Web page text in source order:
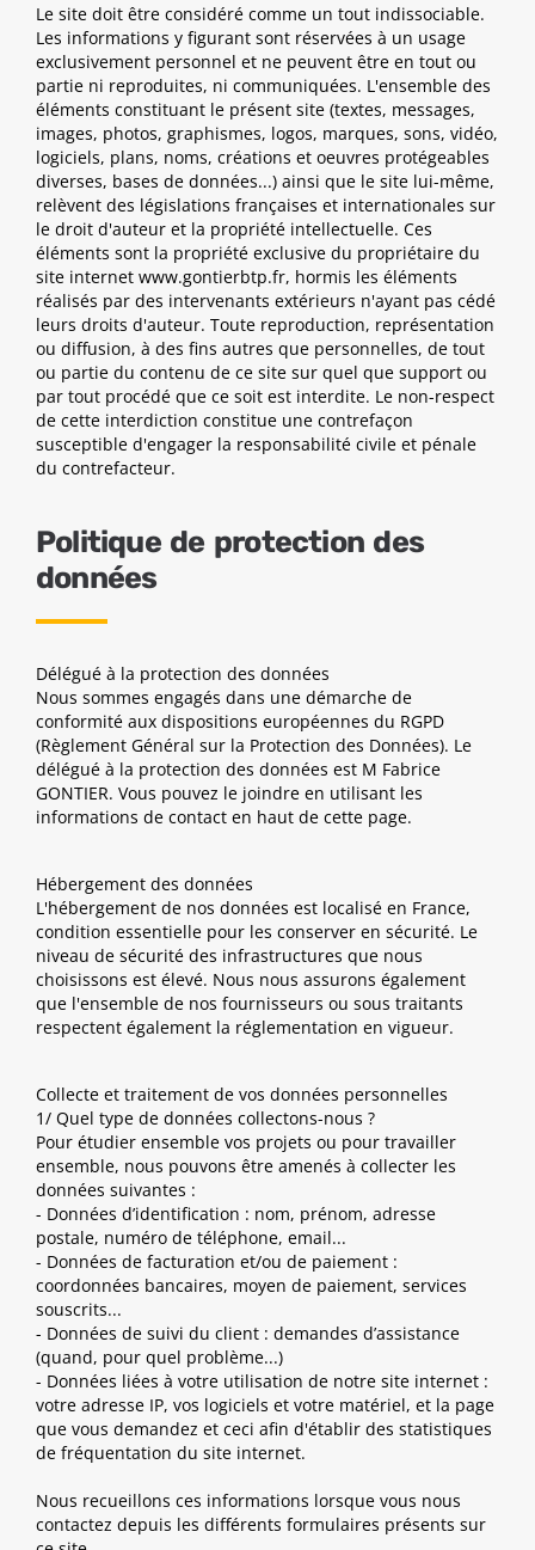
Le site doit être considéré comme un tout indissociable.
Les informations y figurant sont réservées à un usage
exclusivement personnel et ne peuvent être en tout ou
partie ni reproduites, ni communiquées. L'ensemble des
éléments constituant le présent site (textes, messages,
images, photos, graphismes, logos, marques, sons, vidéo,
logiciels, plans, noms, créations et oeuvres protégeables
diverses, bases de données...) ainsi que le site lui-même,
relèvent des législations françaises et internationales sur
le droit d'auteur et la propriété intellectuelle. Ces
éléments sont la propriété exclusive du propriétaire du
site internet www.gontierbtp.fr, hormis les éléments
réalisés par des intervenants extérieurs n'ayant pas cédé
leurs droits d'auteur. Toute reproduction, représentation
ou diffusion, à des fins autres que personnelles, de tout
ou partie du contenu de ce site sur quel que support ou
par tout procédé que ce soit est interdite. Le non-respect
de cette interdiction constitue une contrefaçon
susceptible d'engager la responsabilité civile et pénale
du contrefacteur.
Politique de protection des
données
Délégué à la protection des données
Nous sommes engagés dans une démarche de
conformité aux dispositions européennes du RGPD
(Règlement Général sur la Protection des Données). Le
délégué à la protection des données est M Fabrice
GONTIER. Vous pouvez le joindre en utilisant les
informations de contact en haut de cette page.
Hébergement des données
L'hébergement de nos données est localisé en France,
condition essentielle pour les conserver en sécurité. Le
niveau de sécurité des infrastructures que nous
choisissons est élevé. Nous nous assurons également
que l'ensemble de nos fournisseurs ou sous traitants
respectent également la réglementation en vigueur.
Collecte et traitement de vos données personnelles
1/ Quel type de données collectons-nous ?
Pour étudier ensemble vos projets ou pour travailler
ensemble, nous pouvons être amenés à collecter les
données suivantes :
- Données d’identification : nom, prénom, adresse
postale, numéro de téléphone, email...
- Données de facturation et/ou de paiement :
coordonnées bancaires, moyen de paiement, services
souscrits...
- Données de suivi du client : demandes d’assistance
(quand, pour quel problème...)
- Données liées à votre utilisation de notre site internet :
votre adresse IP, vos logiciels et votre matériel, et la page
que vous demandez et ceci afin d'établir des statistiques
de fréquentation du site internet.
Nous recueillons ces informations lorsque vous nous
contactez depuis les différents formulaires présents sur